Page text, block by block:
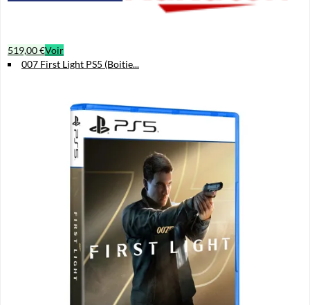
519,00 €Voir
007 First Light PS5 (Boitie...